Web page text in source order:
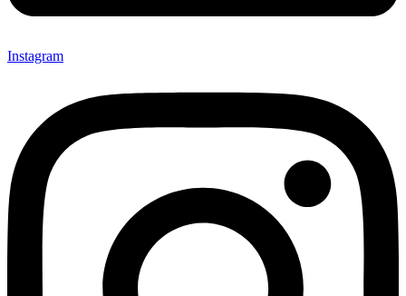
Instagram